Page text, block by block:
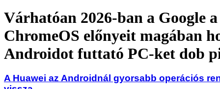
Várhatóan 2026-ban a Google a
ChromeOS előnyeit magában
Androidot futtató PC-ket dob
A Huawei az Androidnál gyorsabb operációs